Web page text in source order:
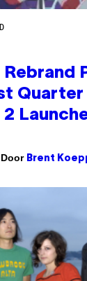
Quarter
Door Brent